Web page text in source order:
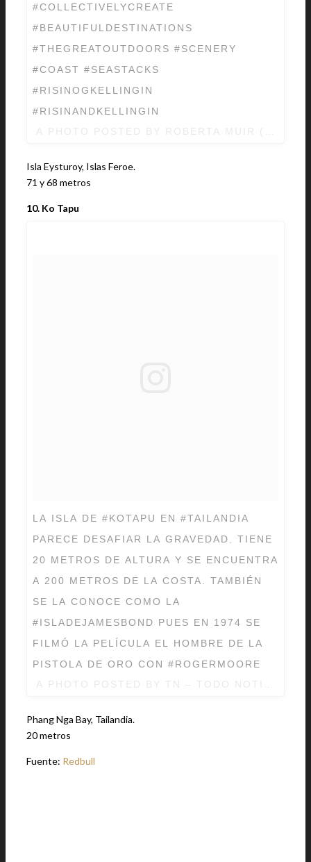
#COLLECTIVELYCREATE
#BEAUTIFULDESTINATIONS
#THEGREATOUTDOORS #SCENERY
#COAST #SEASTACKS
#RISINOGKELLINGIN
#RISINANDKELLINGIN
Isla Eysturoy, Islas Feroe.
71 y 68 metros
10. Ko Tapu
LA ISLA DE #KOTAPU EN #TAILANDIA
PARECE DESAFIAR LA GRAVEDAD. TIENE
20 METROS DE ALTURA Y SE ENCUENTRA
A 200 METROS DE LA COSTA. TAMBIÉN
SE LA CONOCE COMO LA
#ISLADEJAMESBOND PUES EN 1974 SE
FILMÓ LA PELÍCULA EL HOMBRE DE LA
PISTOLA DE ORO CON #ROGERMOORE
Phang Nga Bay, Tailandia.
20 metros
Fuente: Redbull